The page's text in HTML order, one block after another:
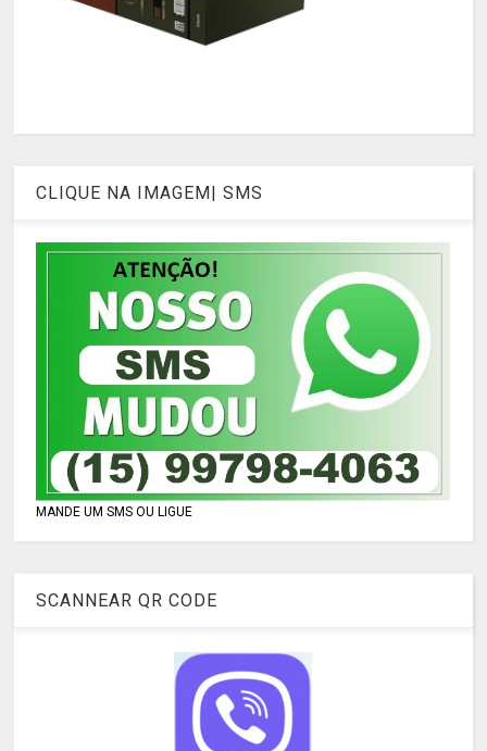
CLIQUE NA IMAGEM| SMS
MANDE UM SMS OU LIGUE
SCANNEAR QR CODE